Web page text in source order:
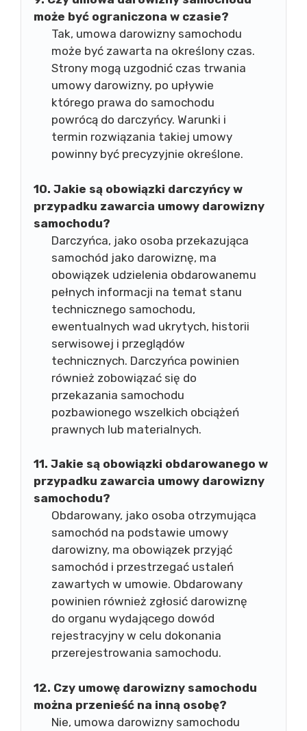
może być ograniczona w czasie?
Tak, umowa darowizny samochodu
może być zawarta na określony czas.
Strony mogą uzgodnić czas trwania
umowy darowizny, po upływie
którego prawa do samochodu
powrócą do darczyńcy. Warunki i
termin rozwiązania takiej umowy
powinny być precyzyjnie określone.
10. Jakie są obowiązki darczyńcy w
przypadku zawarcia umowy darowizny
samochodu?
Darczyńca, jako osoba przekazująca
samochód jako darowiznę, ma
obowiązek udzielenia obdarowanemu
pełnych informacji na temat stanu
technicznego samochodu,
ewentualnych wad ukrytych, historii
serwisowej i przeglądów
technicznych. Darczyńca powinien
również zobowiązać się do
przekazania samochodu
pozbawionego wszelkich obciążeń
prawnych lub materialnych.
11. Jakie są obowiązki obdarowanego w
przypadku zawarcia umowy darowizny
samochodu?
Obdarowany, jako osoba otrzymująca
samochód na podstawie umowy
darowizny, ma obowiązek przyjąć
samochód i przestrzegać ustaleń
zawartych w umowie. Obdarowany
powinien również zgłosić darowiznę
do organu wydającego dowód
rejestracyjny w celu dokonania
przerejestrowania samochodu.
12. Czy umowę darowizny samochodu
można przenieść na inną osobę?
Nie, umowa darowizny samochodu